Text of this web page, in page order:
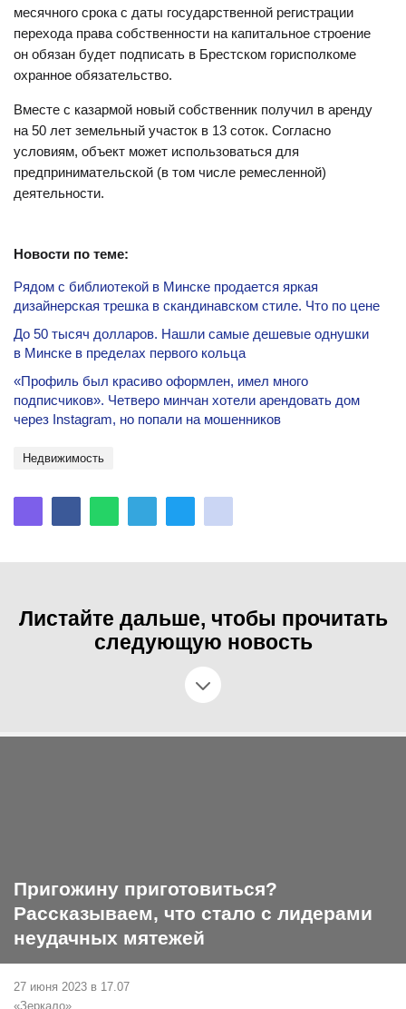
месячного срока с даты государственной регистрации
перехода права собственности на капитальное строение
он обязан будет подписать в Брестском горисполкоме
охранное обязательство.
Вместе с казармой новый собственник получил в аренду
на 50 лет земельный участок в 13 соток. Согласно
условиям, объект может использоваться для
предпринимательской (в том числе ремесленной)
деятельности.
Новости по теме:
Рядом с библиотекой в Минске продается яркая
дизайнерская трешка в скандинавском стиле. Что по цене
До 50 тысяч долларов. Нашли самые дешевые однушки
в Минске в пределах первого кольца
«Профиль был красиво оформлен, имел много
подписчиков». Четверо минчан хотели арендовать дом
через Instagram, но попали на мошенников
недвижимость
Листайте дальше, чтобы прочитать
следующую новость